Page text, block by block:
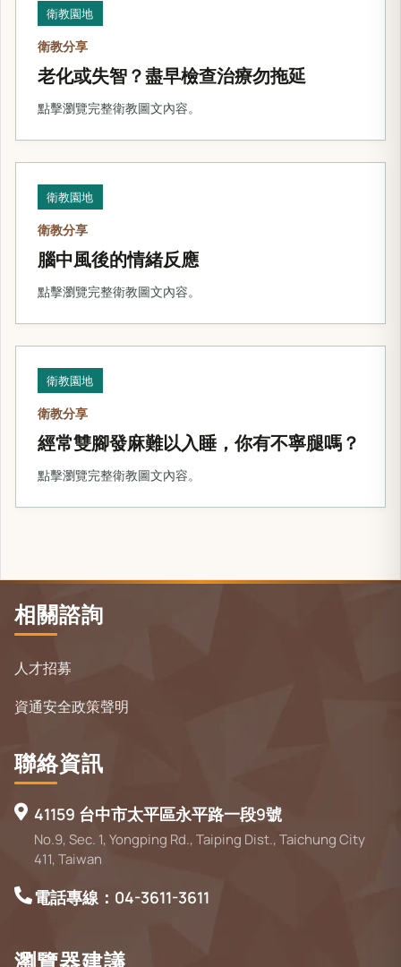
衛教園地
衛教分享
老化或失智？盡早檢查治療勿拖延
點擊瀏覽完整衛教圖文內容。
衛教園地
衛教分享
腦中風後的情緒反應
點擊瀏覽完整衛教圖文內容。
衛教園地
衛教分享
經常雙腳發麻難以入睡，你有不寧腿嗎？
點擊瀏覽完整衛教圖文內容。
相關諮詢
人才招募
資通安全政策聲明
聯絡資訊
41159 台中市太平區永平路一段9號
No.9, Sec. 1, Yongping Rd., Taiping Dist., Taichung City
411, Taiwan
電話專線：04-3611-3611